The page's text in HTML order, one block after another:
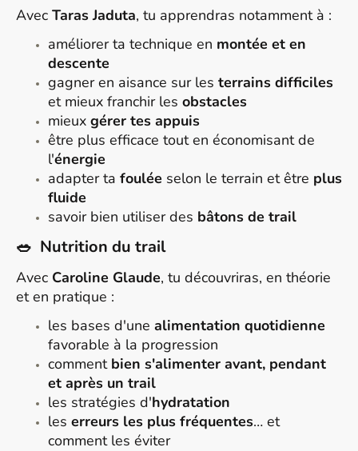
Avec Taras Jaduta, tu apprendras notamment à :
améliorer ta technique en montée et en
descente
gagner en aisance sur les terrains difficiles
et mieux franchir les obstacles
mieux gérer tes appuis
être plus efficace tout en économisant de
l'énergie
adapter ta foulée selon le terrain et être plus
fluide
savoir bien utiliser des bâtons de trail
🥗 Nutrition du trail
Avec Caroline Glaude, tu découvriras, en théorie
et en pratique :
les bases d'une alimentation quotidienne
favorable à la progression
comment bien s'alimenter avant, pendant
et après un trail
les stratégies d'hydratation
les erreurs les plus fréquentes… et
comment les éviter